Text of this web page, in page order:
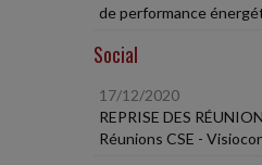
de performance
Social
17/12/2020
REPRISE DES
Réunions CSE -